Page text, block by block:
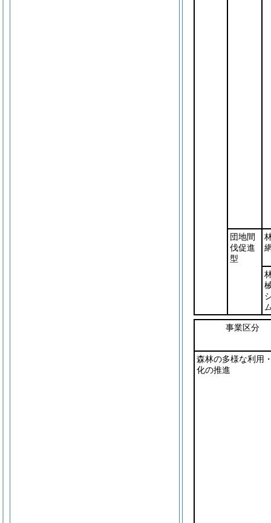
団地間
伐促進
型
事業区分
森林の多様な利用
化の推進